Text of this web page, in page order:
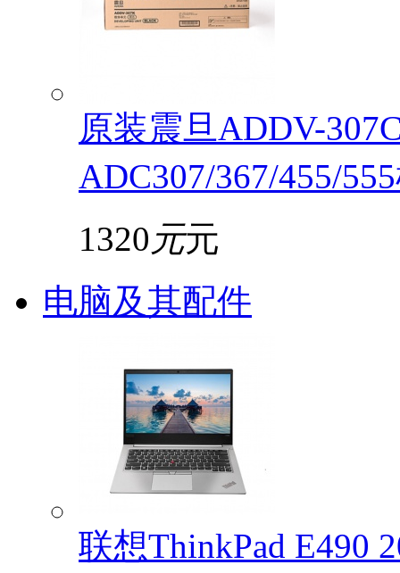
原装震旦ADDV-
ADC307/367/455/
1320 元元
电脑及其配件
联想ThinkPad E490